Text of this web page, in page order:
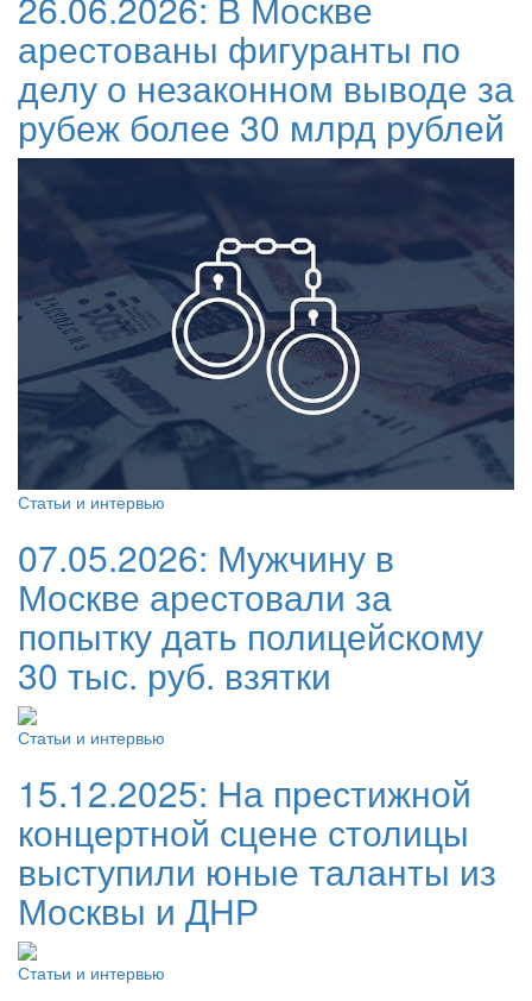
арестованы фигуранты по
делу о незаконном выводе за
рубеж более 30 млрд рублей
Статьи и интервью
07.05.2026: Мужчину в
Москве арестовали за
попытку дать полицейскому
30 тыс. руб. взятки
Статьи и интервью
15.12.2025: На престижной
концертной сцене столицы
выступили юные таланты из
Москвы и ДНР
Статьи и интервью